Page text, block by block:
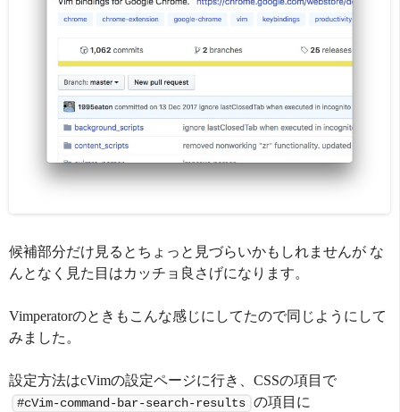
候補部分だけ見るとちょっと見づらいかもしれませんが な
んとなく見た目はカッチョ良さげになります。
Vimperatorのときもこんな感じにしてたので同じようにして
みました。
設定方法はcVimの設定ページに行き、CSSの項目で
#cVim-command-bar-search-results の項目に